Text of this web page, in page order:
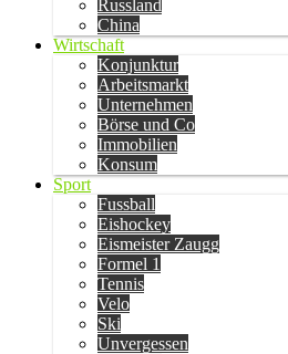
Russland
China
Wirtschaft
Konjunktur
Arbeitsmarkt
Unternehmen
Börse und Co
Immobilien
Konsum
Sport
Fussball
Eishockey
Eismeister Zaugg
Formel 1
Tennis
Velo
Ski
Unvergessen